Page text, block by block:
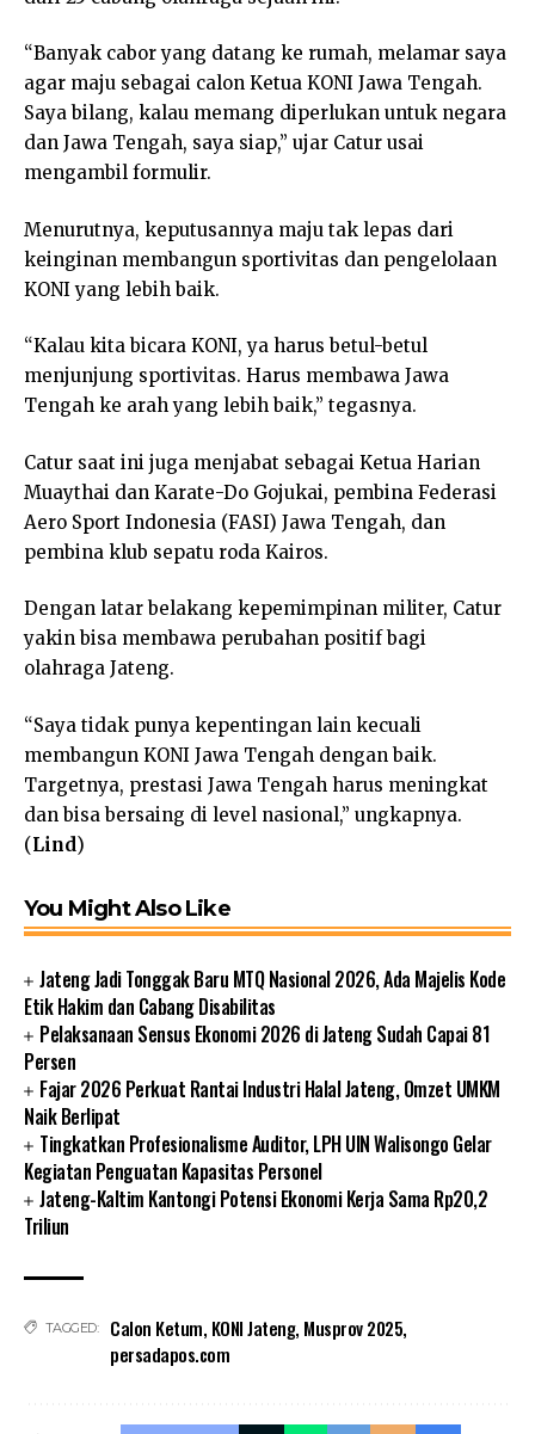
“Banyak cabor yang datang ke rumah, melamar saya
agar maju sebagai calon Ketua KONI Jawa Tengah.
Saya bilang, kalau memang diperlukan untuk negara
dan Jawa Tengah, saya siap,” ujar Catur usai
mengambil formulir.
Menurutnya, keputusannya maju tak lepas dari
keinginan membangun sportivitas dan pengelolaan
KONI yang lebih baik.
“Kalau kita bicara KONI, ya harus betul-betul
menjunjung sportivitas. Harus membawa Jawa
Tengah ke arah yang lebih baik,” tegasnya.
Catur saat ini juga menjabat sebagai Ketua Harian
Muaythai dan Karate-Do Gojukai, pembina Federasi
Aero Sport Indonesia (FASI) Jawa Tengah, dan
pembina klub sepatu roda Kairos.
Dengan latar belakang kepemimpinan militer, Catur
yakin bisa membawa perubahan positif bagi
olahraga Jateng.
“Saya tidak punya kepentingan lain kecuali
membangun KONI Jawa Tengah dengan baik.
Targetnya, prestasi Jawa Tengah harus meningkat
dan bisa bersaing di level nasional,” ungkapnya.
(Lind)
You Might Also Like
Jateng Jadi Tonggak Baru MTQ Nasional 2026, Ada Majelis Kode
Etik Hakim dan Cabang Disabilitas
Pelaksanaan Sensus Ekonomi 2026 di Jateng Sudah Capai 81
Persen
Fajar 2026 Perkuat Rantai Industri Halal Jateng, Omzet UMKM
Naik Berlipat
Tingkatkan Profesionalisme Auditor, LPH UIN Walisongo Gelar
Kegiatan Penguatan Kapasitas Personel
Jateng-Kaltim Kantongi Potensi Ekonomi Kerja Sama Rp20,2
Triliun
TAGGED: Calon Ketum, KONI Jateng, Musprov 2025,
persadapos.com